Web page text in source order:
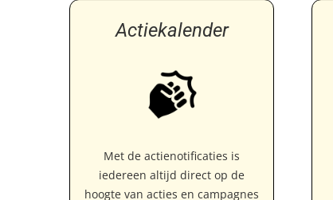
Actiekalender
Met de actienotificaties is
iedereen altijd direct op de
hoogte van acties en campagnes